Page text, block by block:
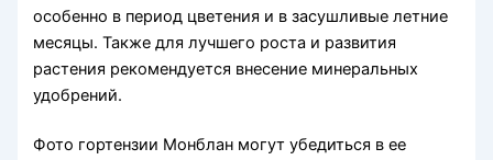
особенно в период цветения и в засушливые летние
месяцы. Также для лучшего роста и развития
растения рекомендуется внесение минеральных
удобрений.
Фото гортензии Монблан могут убедиться в ее